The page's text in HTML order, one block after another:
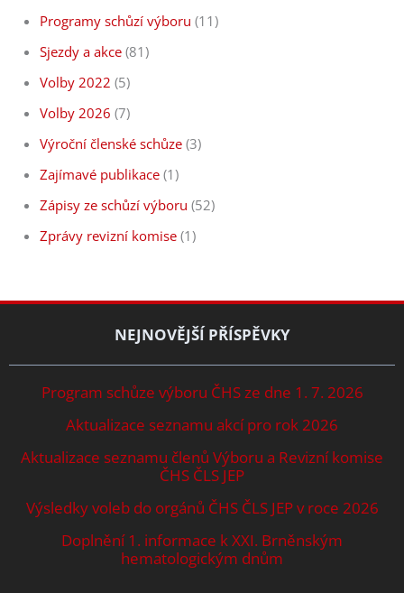
Programy schůzí výboru (11)
Sjezdy a akce (81)
Volby 2022 (5)
Volby 2026 (7)
Výroční členské schůze (3)
Zajímavé publikace (1)
Zápisy ze schůzí výboru (52)
Zprávy revizní komise (1)
NEJNOVĚJŠÍ PŘÍSPĚVKY
Program schůze výboru ČHS ze dne 1. 7. 2026
Aktualizace seznamu akcí pro rok 2026
Aktualizace seznamu členů Výboru a Revizní komise
ČHS ČLS JEP
Výsledky voleb do orgánů ČHS ČLS JEP v roce 2026
Doplnění 1. informace k XXI. Brněnským
hematologickým dnům